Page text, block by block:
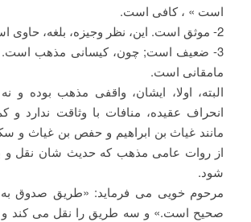
است » ، کافی است.
2- موثق است. این، نظر وجیزه، بلغه، حاوی است.
مامقانی است.
البته، اولا، ایشان، واقفی مذهب بوده و نه
انحراف عقیده، منافات با وثاقت ندارد و
مانند غیاث بن ابراهیم و حفص بن غیاث و
از روات عامی مذهب که حدیث شان نقل و
شود.
مرحوم خویی می فرماید: «طریق صدوق به
صحیح است.» و سه طریق را نقل می کند